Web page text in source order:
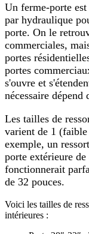
Un ferme-porte
par hydraulique
porte. On le
commerciales,
portes
portes
s'ouvre et
nécessaire
Les tailles de
varient de 1 (faible
exemple, un
porte extérieure
fonctionnerait
de 32 pouces.
Voici les tailles de
intérieures :